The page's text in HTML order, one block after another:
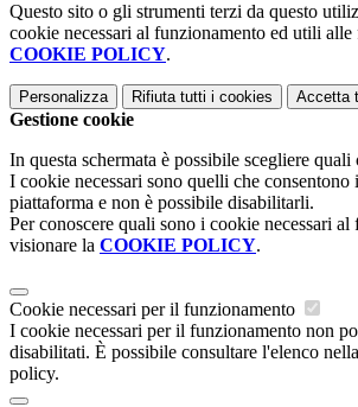
Questo sito o gli strumenti terzi da questo
cookie necessari al funzionamento ed utili
COOKIE POLICY.
Personalizza Rifiuta tutti i cookies Accetta
Gestione cookie
In questa schermata è possibile scegliere
I cookie necessari sono quelli che
piattaforma e non è possibile disabilitarli.
Per conoscere quali sono i cookie necessari
visionare la COOKIE POLICY.
Cookie necessari per il funzionamento
I cookie necessari per il funzionamento non
disabilitati. È possibile consultare l'elenco
policy.